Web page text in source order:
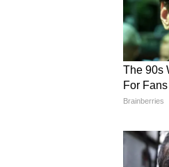
लगभग 1
इस
आज भी
चिप्स
'सप्लाई'
भारत